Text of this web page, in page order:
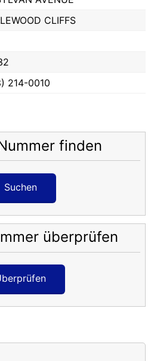
CLIFFS
214-0010
finden
Suchen
überprüfen